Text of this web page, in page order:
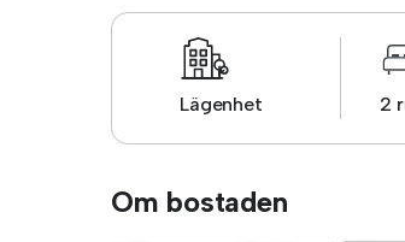
Lägenhet 2
Om bostaden